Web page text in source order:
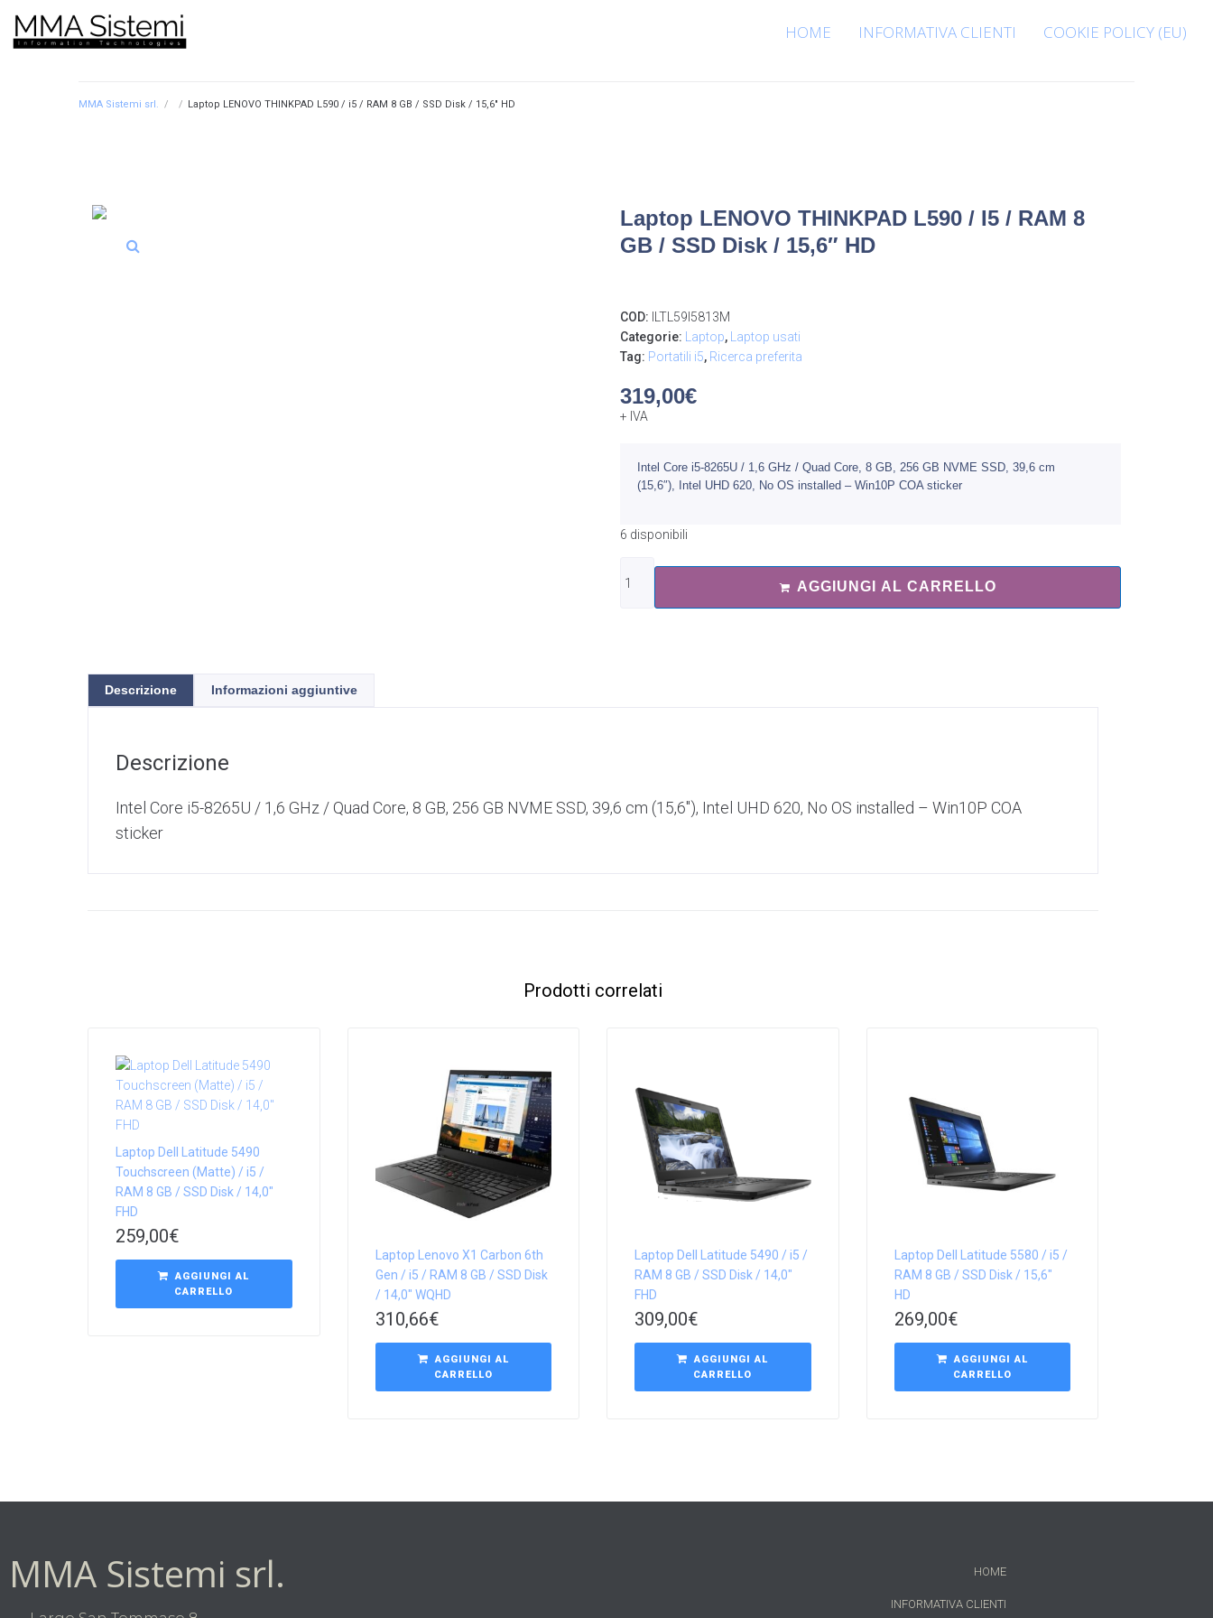
HOME INFORMATIVA CLIENTI COOKIE POLICY (EU)
MMA Sistemi srl. / / Laptop LENOVO THINKPAD L590 / i5 / RAM 8 GB / SSD Disk / 15,6″ HD
Laptop LENOVO THINKPAD L590 / I5 / RAM 8
GB / SSD Disk / 15,6″ HD
COD:
ILTL59I5813M
Categorie:
Laptop,
Laptop usati
Tag: Portatili i5, Ricerca preferita
319,00€
+ IVA
Intel Core i5-8265U / 1,6 GHz / Quad Core, 8 GB, 256 GB NVME SSD, 39,6 cm
(15,6″), Intel UHD 620, No OS installed – Win10P COA sticker
6 disponibili
AGGIUNGI AL CARRELLO
Descrizione Informazioni aggiuntive
Descrizione
Intel Core i5-8265U / 1,6 GHz / Quad Core, 8 GB, 256 GB NVME SSD, 39,6 cm (15,6″), Intel UHD 620, No OS installed – Win10P COA
sticker
Prodotti correlati
Laptop Dell Latitude 5490
Touchscreen (Matte) / i5 /
RAM 8 GB / SSD Disk / 14,0″
FHD
259,00€
AGGIUNGI AL
CARRELLO
Laptop Lenovo X1 Carbon 6th
Gen / i5 / RAM 8 GB / SSD Disk
/ 14,0″ WQHD
310,66€
AGGIUNGI AL
CARRELLO
Laptop Dell Latitude 5490 / i5 /
RAM 8 GB / SSD Disk / 14,0″
FHD
309,00€
AGGIUNGI AL
CARRELLO
Laptop Dell Latitude 5580 / i5 /
RAM 8 GB / SSD Disk / 15,6″
HD
269,00€
AGGIUNGI AL
CARRELLO
MMA Sistemi srl. HOME
INFORMATIVA CLIENTI